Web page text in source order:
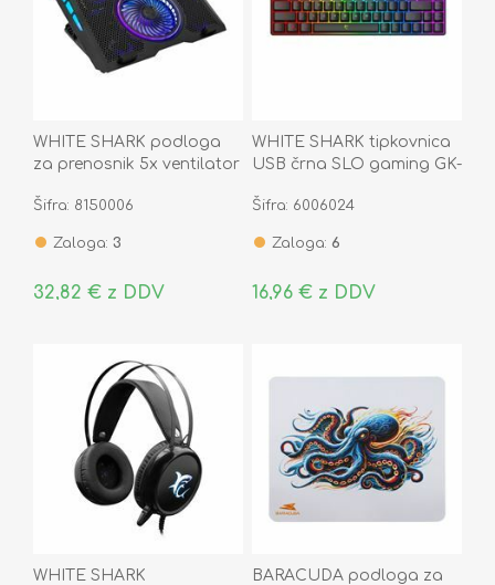
WHITE SHARK podloga
za prenosnik 5x ventilator
Šifra: 8150006
Zaloga: 3
32,82 € z DDV
WHITE SHARK tipkovnica
USB črna SLO gaming GK-
Šifra: 6006024
Zaloga: 6
16,96 € z DDV
WHITE SHARK
BARACUDA podloga za